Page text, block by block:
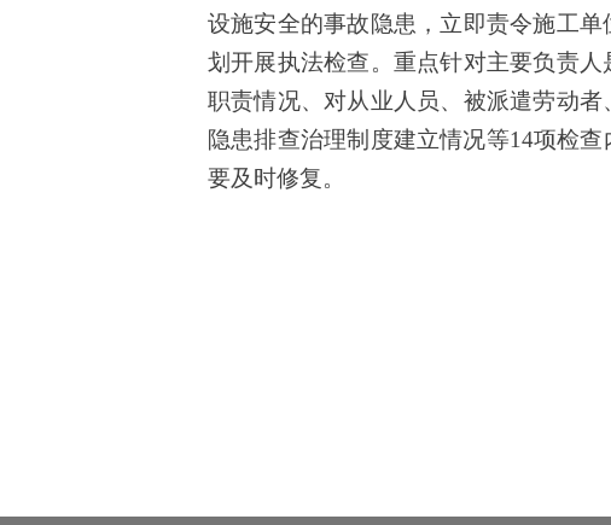
设施安全的事故隐患，立即责令施工
划开展执法检查。 重点针对主要负责人
职责情况、对从业人员、被派遣劳动
隐患排查治理制度建立情况等14项检查
要及时修复。